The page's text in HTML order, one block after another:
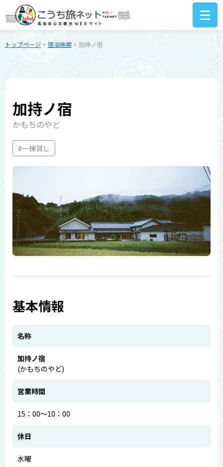
トップページ > 宿泊検索 > 加持ノ宿
加持ノ宿
かもちのやど
#一棟貸し
基本情報
名称
加持ノ宿
(かもちのやど)
営業時間
15：00～10：00
休日
水曜